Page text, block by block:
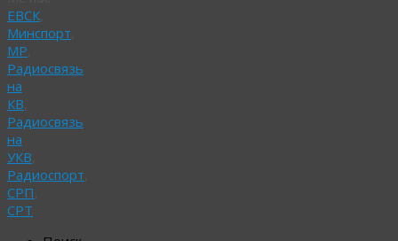
ЕВСК
Минспорт
МР
Радиосвязь
на
КВ
Радиосвязь
на
УКВ
Радиоспорт
СРП
СРТ